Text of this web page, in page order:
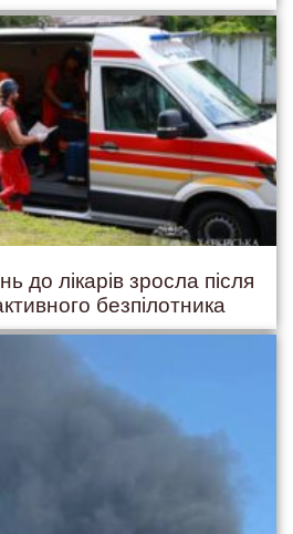
до лікарів зросла після
безпілотника